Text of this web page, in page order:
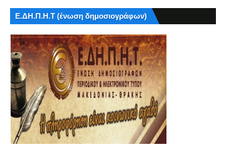
Ε.ΔΗ.Π.Η.Τ (ένωση δημοσιογράφων)